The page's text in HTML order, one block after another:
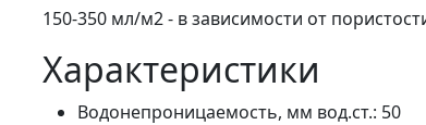
150-350 мл/м2 - в зависимости от
Характеристики
Водонепроницаемость, мм вод.ст.: 50